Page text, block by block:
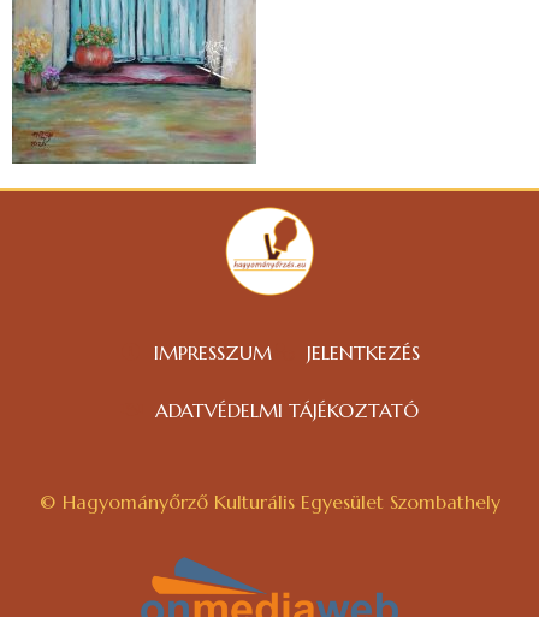
IMPRESSZUM JELENTKEZÉS
ADATVÉDELMI TÁJÉKOZTATÓ
© Hagyományőrző Kulturális Egyesület Szombathely